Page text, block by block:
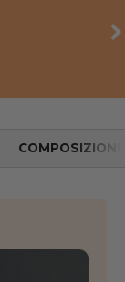
COMPOSIZIONE